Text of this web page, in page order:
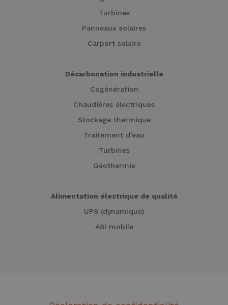
Turbines
Panneaux solaires
Carport solaire
Décarbonation industrielle
Cogénération
Chaudières électriques
Stockage thermique
Traitement d’eau
Turbines
Géothermie
Alimentation électrique de qualité
UPS (dynamique)
ASI mobile